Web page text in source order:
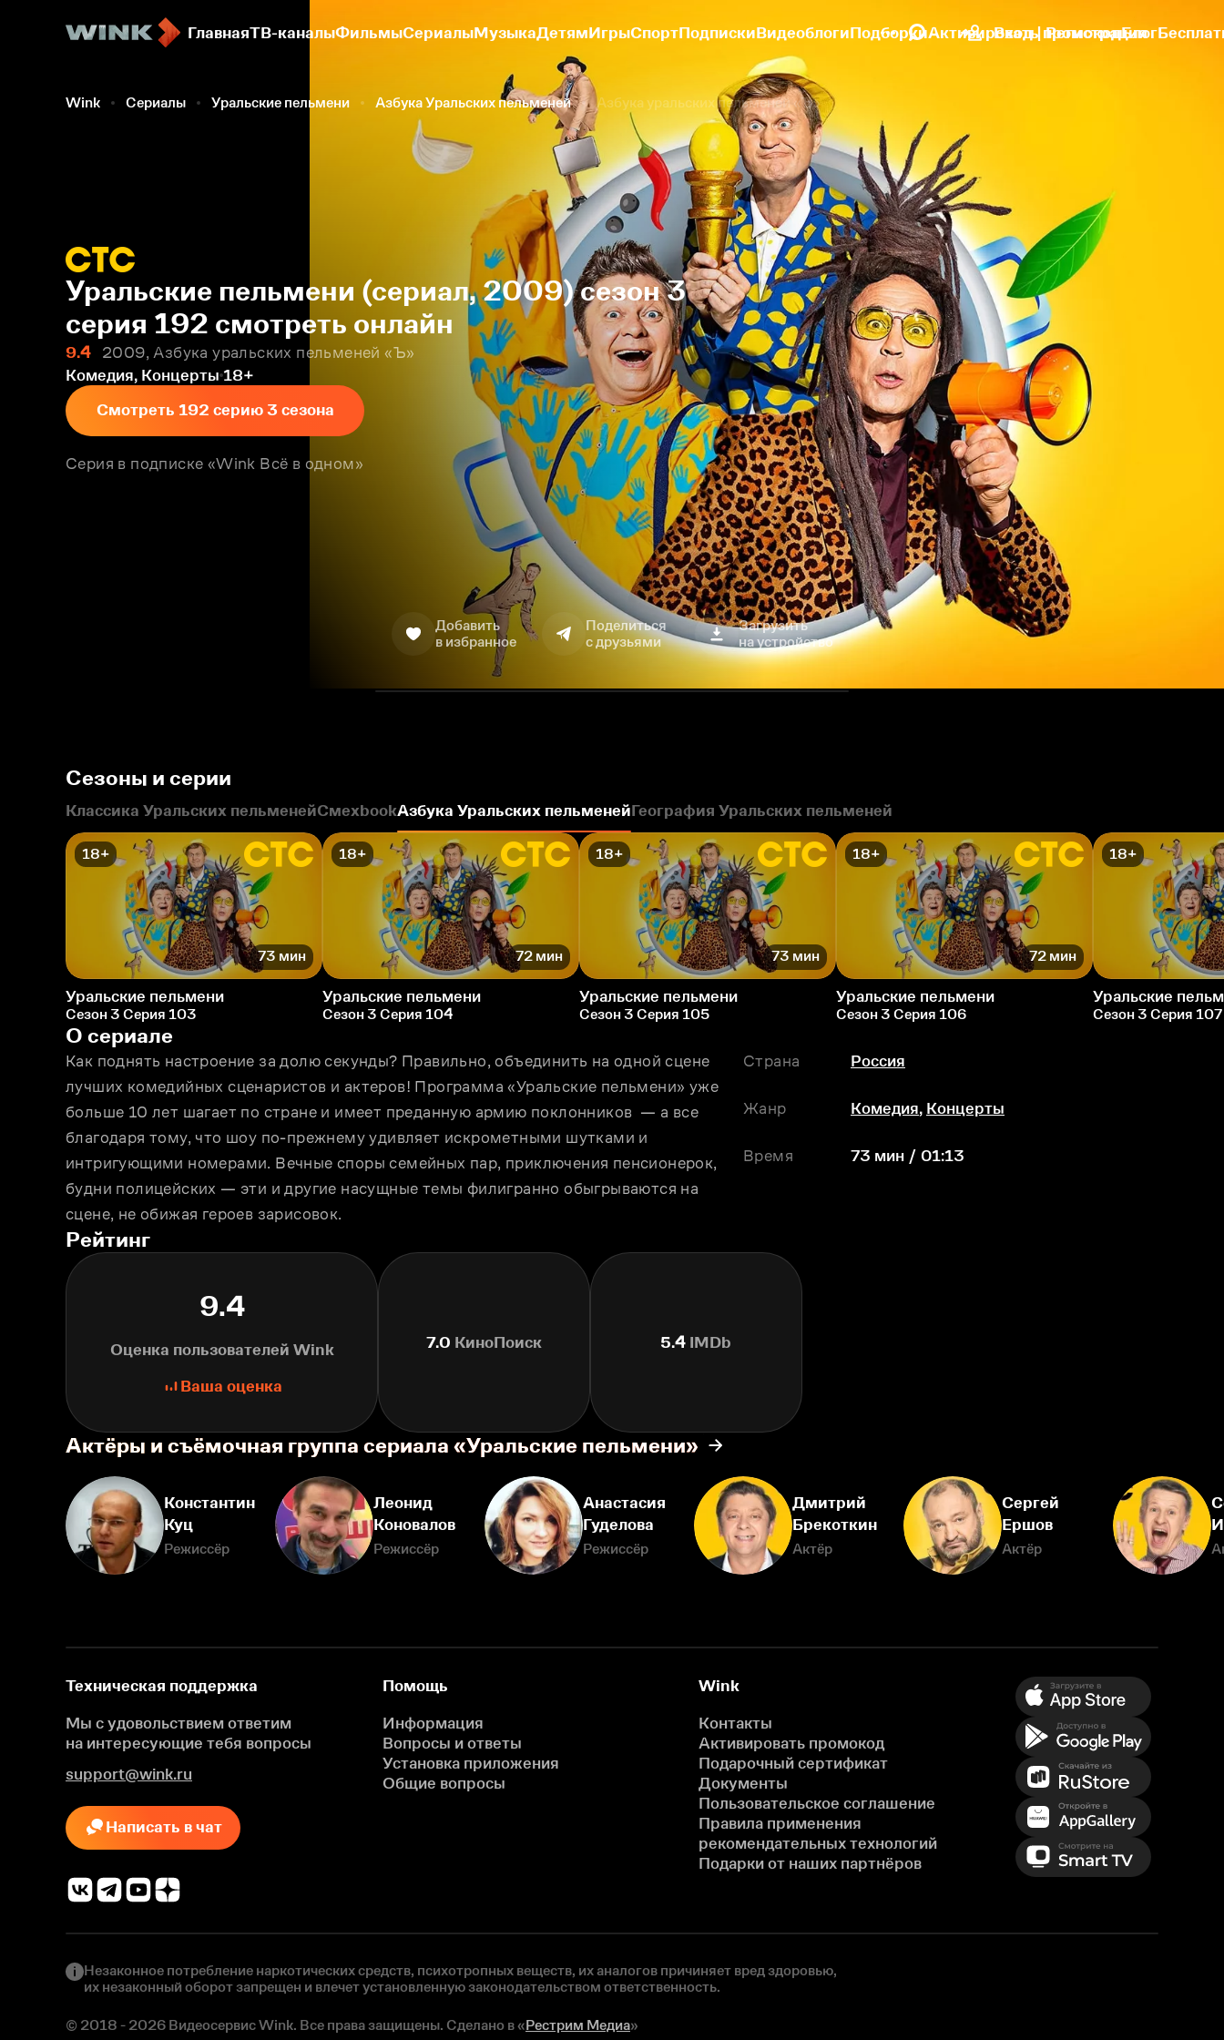
ГлавнаяТВ-каналыФильмыСериалыМузыкаДетямИгрыСпортПодпискиВидеоблогиПодборкиАктивировать промокодБлог
Вход | Регистрация
Wink Сериалы Уральские пельмени Азбука Уральских пельменей Азбука уральских пельменей «Ъ»
Уральские пельмени (сериал, 2009) сезон 3
серия 192 смотреть онлайн
9.4
2009, Азбука уральских пельменей «Ъ»
Комедия, Концерты 18+
Смотреть 192 серию 3 сезона
Серия в подписке «Wink Всё в одном»
Добавить
в избранное
Поделиться
с друзьями
Загрузить
на устройство
Сезоны и серии
Классика Уральских пельменейСмехbookАзбука Уральских пельменейГеография Уральских пельменей
18+
73 мин
Уральские пельмени
Сезон 3 Серия 103
18+
72 мин
Уральские пельмени
Сезон 3 Серия 104
18+
73 мин
Уральские пельмени
Сезон 3 Серия 105
18+
72 мин
Уральские пельмени
Сезон 3 Серия 106
18+
Уральские
Сезон 3 Серия 107
О сериале
Как поднять настроение за долю секунды? Правильно, объединить на одной сцене
лучших комедийных сценаристов и актеров! Программа «Уральские пельмени» уже
больше 10 лет шагает по стране и имеет преданную армию поклонников  — а все
благодаря тому, что шоу по-прежнему удивляет искрометными шутками и
интригующими номерами. Вечные споры семейных пар, приключения пенсионерок,
будни полицейских — эти и другие насущные темы филигранно обыгрываются на
сцене, не обижая героев зарисовок.
Страна Россия
Жанр Комедия, Концерты
Время 73 мин / 01:13
Рейтинг
9.4
Оценка пользователей Wink
Ваша оценка
7.0 КиноПоиск 5.4 IMDb
Актёры и съёмочная группа сериала «Уральские пельмени»
Константин
Куц
Режиссёр
Леонид
Коновалов
Режиссёр
Анастасия
Гуделова
Режиссёр
Дмитрий
Брекоткин
Актёр
Сергей
Ершов
Актёр
Техническая поддержка
Мы с удовольствием ответим
на интересующие тебя вопросы
support@wink.ru
Написать в чат
Помощь
Информация
Вопросы и ответы
Установка приложения
Общие вопросы
Wink
Контакты
Активировать промокод
Подарочный сертификат
Документы
Пользовательское соглашение
Правила применения
рекомендательных технологий
Подарки от наших партнёров
Незаконное потребление наркотических средств, психотропных веществ, их аналогов причиняет вред здоровью,
их незаконный оборот запрещен и влечет установленную законодательством ответственность.
© 2018 - 2026 Видеосервис Wink. Все права защищены. Сделано в «Рестрим Медиа»